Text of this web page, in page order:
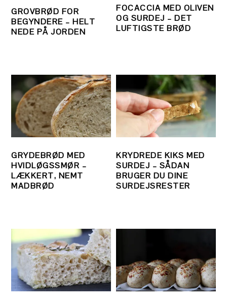
GROVBRØD FOR
BEGYNDERE – HELT
NEDE PÅ JORDEN
FOCACCIA MED OLIVEN
OG SURDEJ – DET
LUFTIGSTE BRØD
GRYDEBRØD MED
HVIDLØGSSMØR –
LÆKKERT, NEMT
MADBRØD
KRYDREDE KIKS MED
SURDEJ – SÅDAN
BRUGER DU DINE
SURDEJSRESTER